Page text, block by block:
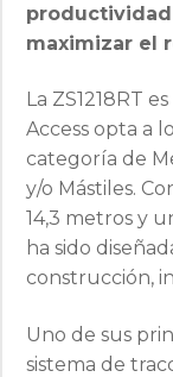
maximizar el
La ZS1218RT
Access opta a
categoría de
y/o Mástiles.
14,3 metros y
ha sido
construcción,
Uno de sus
sistema de